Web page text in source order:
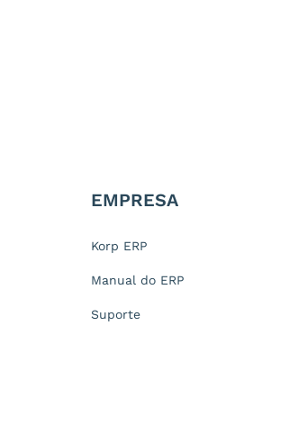
EMPRESA
Korp ERP
Manual do ERP
Suporte